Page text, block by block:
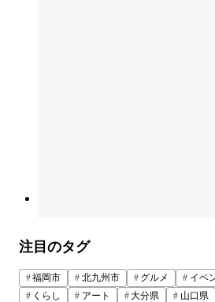
注目のタグ
福岡市 北九州市 グルメ イベ
くらし
アート 大分県 山口県